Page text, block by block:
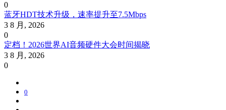
0
蓝牙HDT技术升级，速率提升至7.5Mbps
3 8 月, 2026
0
定档！2026世界AI音频硬件大会时间揭晓
3 8 月, 2026
0
0